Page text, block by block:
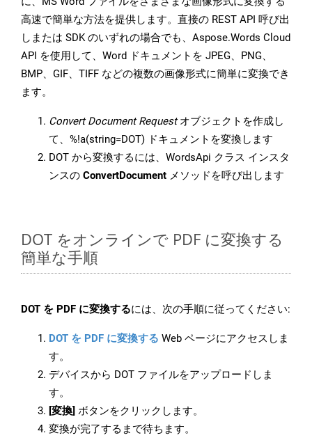
高速で簡単な方法を提供します。直接の REST API 呼び出
しまたは SDK のいずれの場合でも、Aspose.Words Cloud
API を使用して、Word ドキュメントを JPEG、PNG、
BMP、GIF、TIFF などの複数の画像形式に簡単に変換でき
ます。
Convert Document Requestオブジェクトを作成し
て、%!a(string=DOT) ドキュメントを変換します
DOT から変換するには、WordsApi クラス インスタ
ンスの ConvertDocument メソッドを呼び出します
DOT をオンラインで PDF に変換する
簡単な手順
DOT を PDF に変換するには、次の手順に従ってください:
DOT を PDF に変換する Web ページにアクセスしま
す。
デバイスから DOT ファイルをアップロードしま
す。
[変換] ボタンをクリックします。
変換が完了するまで待ちます。